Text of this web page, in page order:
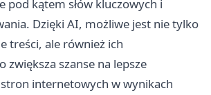
pod kątem słów kluczowych i
Dzięki AI, możliwe jest nie tylko
treści, ale również ich
zwiększa szanse na lepsze
internetowych w wynikach